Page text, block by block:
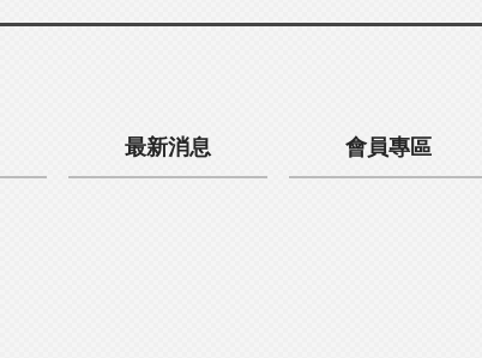
最新消息 會員專區